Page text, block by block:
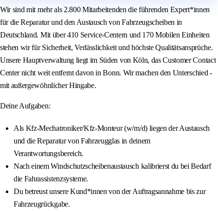
Wir sind mit mehr als 2.800 Mitarbeitenden die führenden Expert*innen
für die Reparatur und den Austausch von Fahrzeugscheiben in
Deutschland. Mit über 410 Service-Centern und 170 Mobilen Einheiten
stehen wir für Sicherheit, Verlässlichkeit und höchste Qualitätsansprüche.
Unsere Hauptverwaltung liegt im Süden von Köln, das Customer Contact
Center nicht weit entfernt davon in Bonn. Wir machen den Unterschied -
mit außergewöhnlicher Hingabe.
Deine Aufgaben:
Als Kfz-Mechatroniker/Kfz-Monteur (w/m/d) liegen der Austausch
und die Reparatur von Fahrzeugglas in deinem
Verantwortungsbereich.
Nach einem Windschutzscheibenaustausch kalibrierst du bei Bedarf
die Fahrassistenzsysteme.
Du betreust unsere Kund*innen von der Auftragsannahme bis zur
Fahrzeugrückgabe.